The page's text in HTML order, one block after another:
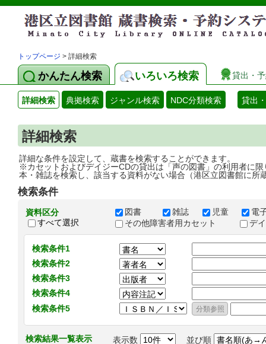
トップページ > 詳細検索
かんたん検索 いろいろ検索 貸出・
詳細検索 典拠検索 ジャンル検索 NDC分類検索 貸出
詳細検索
詳細な条件を設定して、蔵書を検索することができます。
※カセットおよびデイジーCDの貸出は「声の図書」の利用者に限
本・雑誌を検索し、該当する資料がない場合（港区立図書館に所
検索条件
資料区分
すべて選択
図書 雑誌 児童
電
その他障害者用カセット
デ
検索条件1
検索条件2
検索条件3
検索条件4
検索条件5
検索結果一覧表示 表示数 並び順